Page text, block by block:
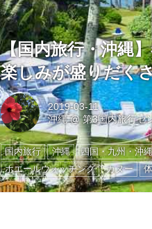
【国内旅行・沖縄
楽しみが盛りだく
2019-03-11
沖縄@第3国内旅行セ
国内旅行 沖縄 四国・九州・沖縄
ホエールウォッチング
カヌー